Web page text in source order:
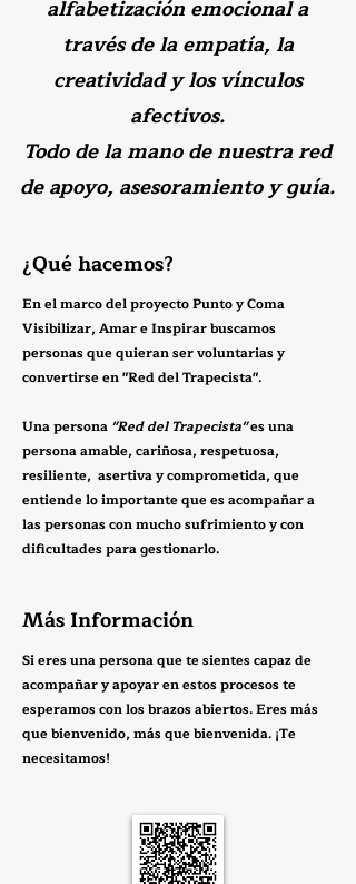
alfabetización emocional a
travésde laempatía, la
creatividad y los vínculos
afectivos.
Todo de la mano de nuestra red
de apoyo, asesoramiento y guía.
¿Qué hacemos?
En el marco del proyecto Punto y Coma
Visibilizar, Amar e Inspirar buscamos
personas que quieran ser voluntarias y
convertirse en "Red del Trapecista".
Una persona "Red del Trapecista"es una
persona amable, cariñosa, respetuosa,
resiliente, asertiva y comprometida, que
entiende lo importante que es acompañar a
las personas con mucho sufrimiento y con
dificultades para gestionarlo.
Más Información
Si eres una persona que te sientes capaz de
acompañar y apoyar en estos procesos te
esperamos con los brazos abiertos. Eres más
que bienvenido, más que bienvenida. ¡Te
necesitamos!​